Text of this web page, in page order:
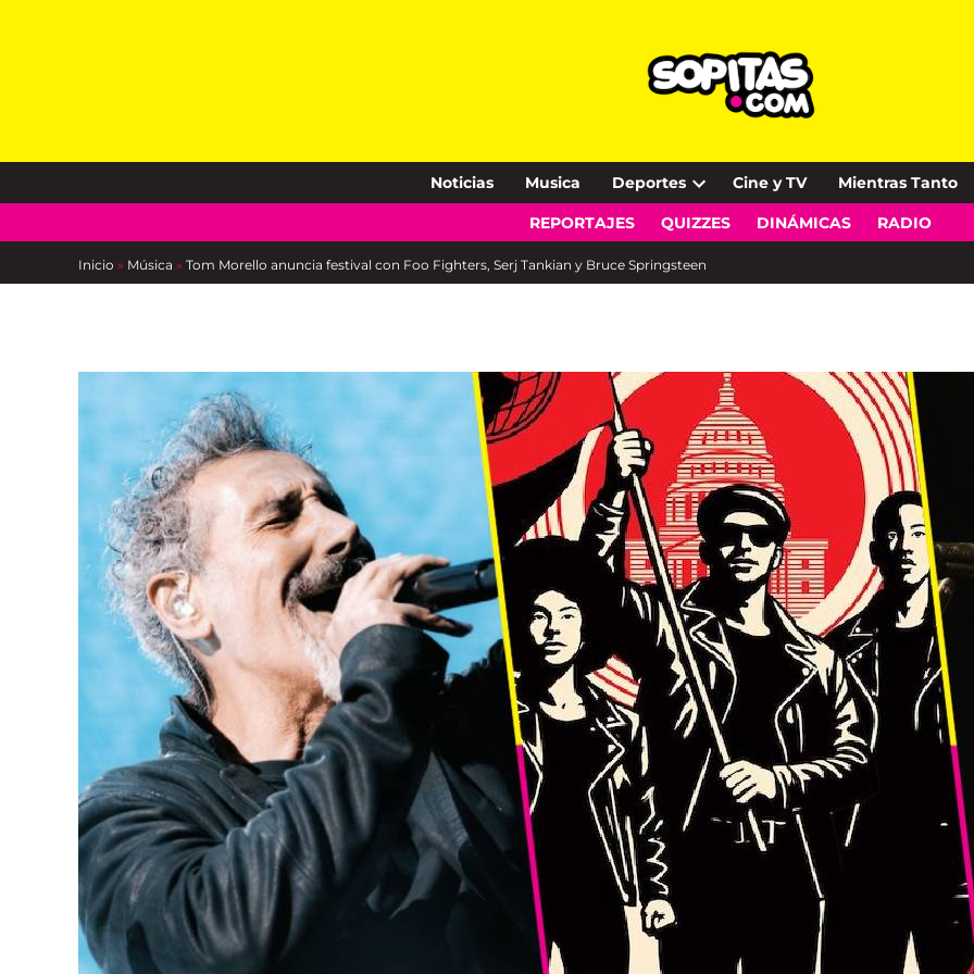
Noticias Musica Deportes
Open
dropdown
Cine y TV Mientras Tanto
REPORTAJES QUIZZES DINÁMICAS RADIO
Inicio » Música » Tom Morello anuncia festival con Foo Fighters, Serj Tankian y Bruce Springsteen